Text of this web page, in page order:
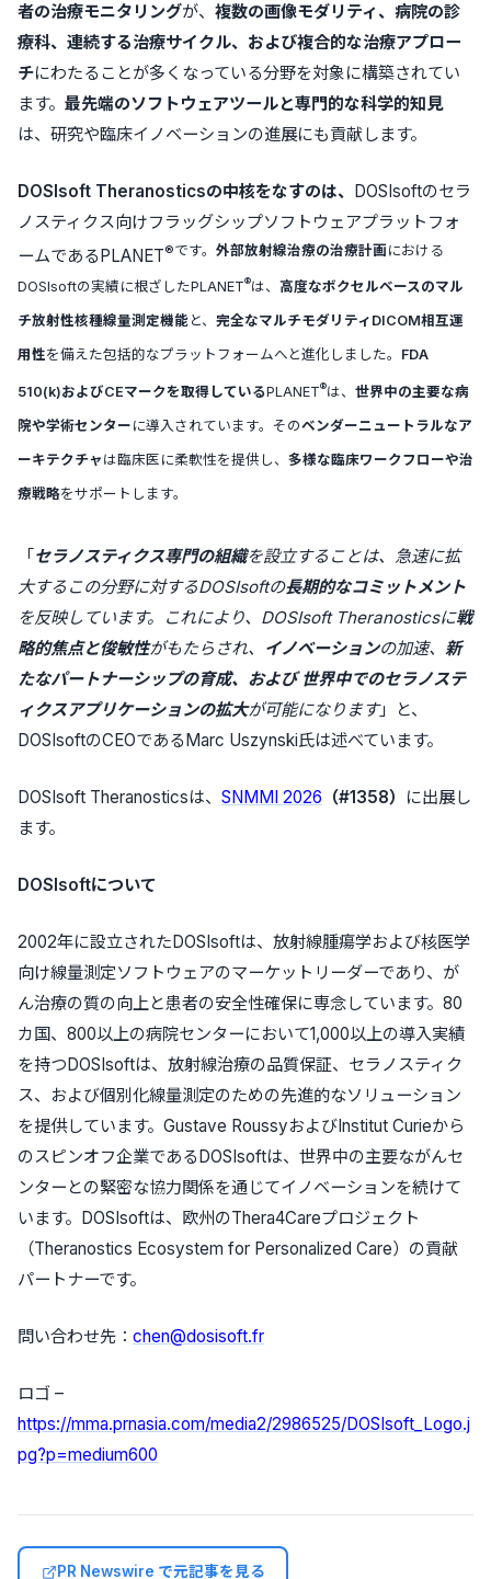
者の治療モニタリングが、 複数の画像モダリティ、病院の診
療科、連続する治療サイクル、および複合的な治療アプロー
チにわたることが多くなっている分野を対象に構築されてい
ます。 最先端のソフトウェアツールと専門的な科学的知見
は、研究や臨床イノベーションの進展にも貢献します。
DOSIsoft Theranosticsの中核をなすのは、 DOSIsoftのセラ
ノスティクス向けフラッグシップソフトウェアプラットフォ
ームであるPLANET®です。 外部放射線治療の治療計画 における
DOSIsoftの実績に根ざしたPLANET®は、 高度なボクセルベースのマル
チ放射性核種線量測定機能 と、 完全なマルチモダリティDICOM相互運
用性を備えた包括的なプラットフォームへと進化しました。 FDA
510(k)およびCEマークを取得しているPLANET®は、 世界中の主要な病
院や学術センター に導入されています。そのベンダーニュートラルなア
ーキテクチャ は臨床医に柔軟性を提供し、 多様な臨床ワークフローや治
療戦略をサポートします。
「セラノスティクス専門の組織を設立することは、急速に拡
大するこの分野に対するDOSIsoftの長期的なコミットメント
を反映しています。
これにより、 DOSIsoft Theranosticsに戦
略的焦点と俊敏性がもたらされ、 イノベーションの加速、 新
たなパートナーシップの育成、および 世界中でのセラノステ
ィクスアプリケーションの拡大が可能になります」と、
DOSIsoftのCEOであるMarc Uszynski氏は述べています。
DOSIsoft Theranosticsは、 SNMMI 2026 （#1358）
に出展し
ます。
DOSIsoftについて
2002年に設立されたDOSIsoftは、放射線腫瘍学および核医学
向け線量測定ソフトウェアのマーケットリーダーであり、が
ん治療の質の向上と患者の安全性確保に専念しています。80
カ国、800以上の病院センターにおいて1,000以上の導入実績
を持つDOSIsoftは、放射線治療の品質保証、セラノスティク
ス、および個別化線量測定のための先進的なソリューション
を提供しています。Gustave RoussyおよびInstitut Curieから
のスピンオフ企業であるDOSIsoftは、世界中の主要ながんセ
ンターとの緊密な協力関係を通じてイノベーションを続けて
います。DOSIsoftは、欧州のThera4Careプロジェクト
（Theranostics Ecosystem for Personalized Care）の貢献
パートナーです。
問い合わせ先： chen@dosisoft.fr
ロゴ –
https://mma.prnasia.com/media2/2986525/DOSIsoft_Logo.j
pg?p=medium600
PR Newswire で元記事を見る